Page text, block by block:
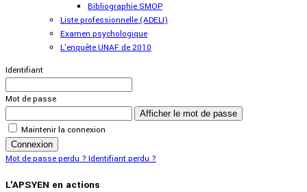
Bibliographie SMOP
Liste professionnelle (ADELI)
Examen psychologique
L'enquête UNAF de 2010
Identifiant
Mot de passe
Afficher le mot de passe
Maintenir la connexion
Connexion
Mot de passe perdu ?Identifiant perdu ?
L'APSYEN en actions